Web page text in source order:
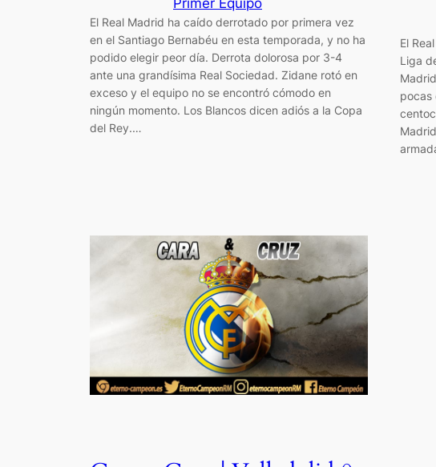
Primer Equipo
El Real Madrid ha caído derrotado por primera vez
en el Santiago Bernabéu en esta temporada, y no ha
podido elegir peor día. Derrota dolorosa por 3-4
ante una grandísima Real Sociedad. Zidane rotó en
exceso y el equipo no se encontró cómodo en
ningún momento. Los Blancos dicen adiós a la Copa
del Rey.…
El
Liga
pocas